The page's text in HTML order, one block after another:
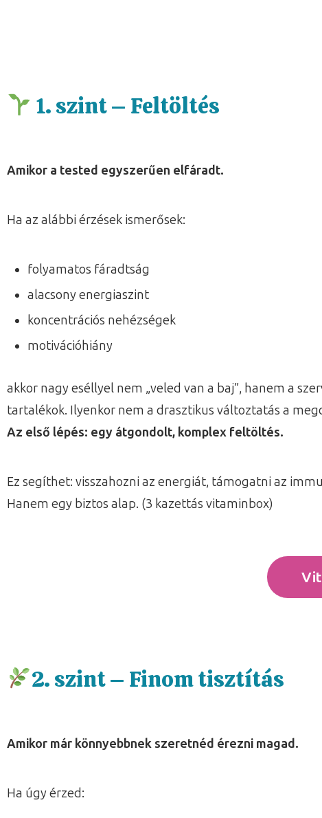
1.szint – Feltöltés
Amikor a tested egyszerűen elfáradt.
Ha az alábbi érzések ismerősek:
folyamatos fáradtság
alacsony energiaszint
koncentrációs nehézségek
motivációhiány
akkor nagy eséllyel nem „veled van a baj”, hanem a
tartalékok. Ilyenkor nem a drasztikus változtatás a
Az első lépés: egy átgondolt, komplex feltöltés.
Ez segíthet: visszahozni az energiát, támogatni az
Hanem egy biztos alap. (3 kazettás vitaminbox)
2. szint – Finom tisztítás
Amikor már könnyebbnek szeretnéd érezni magad.
Ha úgy érzed: